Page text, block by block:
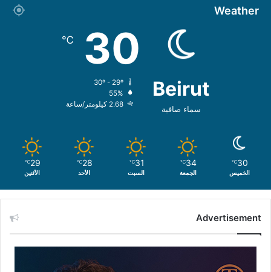
Weather
Beirut
سماء صافية
30
℃
55%
2.68 كيلومتر/ساعة
30
℃
الخميس
34
℃
الجمعة
31
℃
السبت
28
℃
الأحد
29
℃
الأثنين
Advertisement